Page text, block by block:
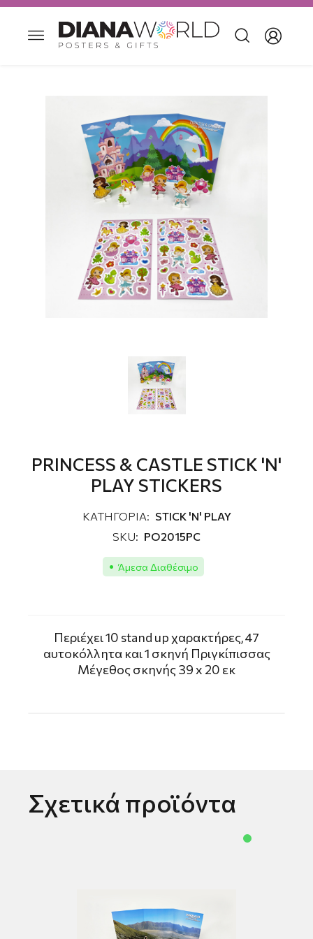
PRINCESS & CASTLE STICK 'N'
PLAY STICKERS
ΚΑΤΗΓΟΡΙΑ: STICK 'N' PLAY
SKU: PO2015PC
Άμεσα Διαθέσιμο
Περιέχει 10 stand up χαρακτήρες, 47
αυτοκόλλητα και 1 σκηνή Πριγκίπισσας
Μέγεθος σκηνής 39 x 20 εκ
Σχετικά προϊόντα